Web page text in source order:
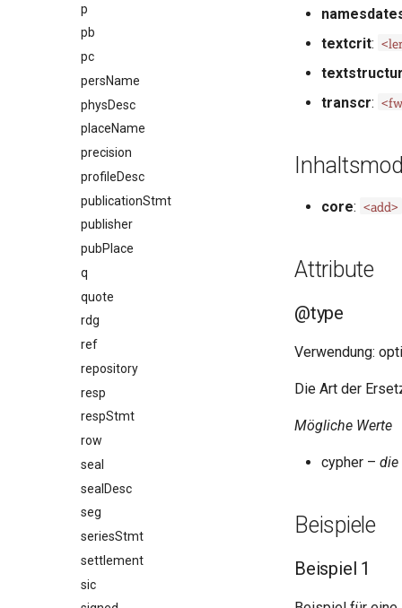
p
pb
pc
persName
physDesc
placeName
precision
profileDesc
publicationStmt
publisher
pubPlace
q
quote
rdg
ref
repository
resp
respStmt
row
seal
sealDesc
seg
seriesStmt
settlement
sic
textcrit:
transcr:
core: <add>
Attribute
@type
Verwendung:
Die Art der
Mögliche Werte
cypher – die
Beispiele
Beispiel 1